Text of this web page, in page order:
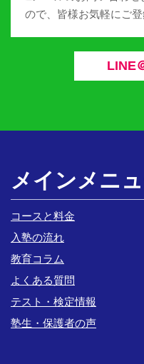
ので、皆様お気軽にご
LINE
メインメニ
コースと料金
入塾の流れ
教育コラム
よくある質問
テスト・検定情報
塾生・保護者の声